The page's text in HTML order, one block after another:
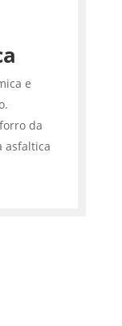
e
da
asfaltica